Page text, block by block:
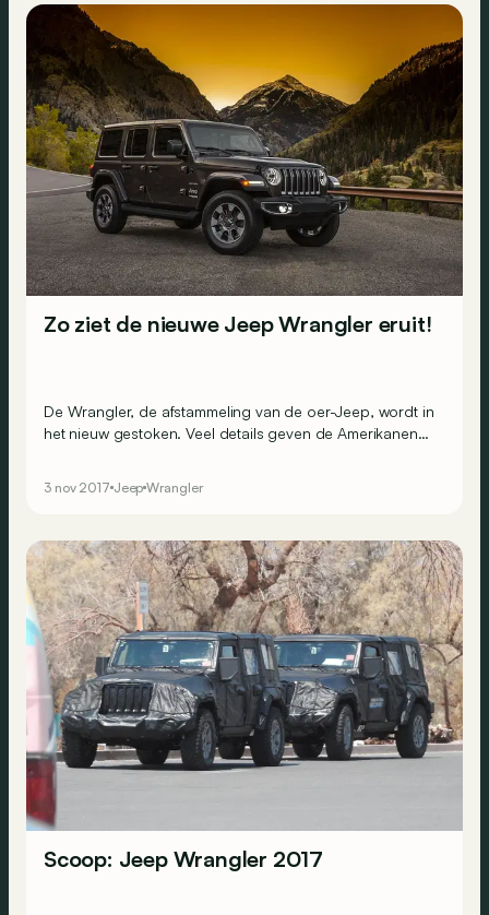
Zo ziet de nieuwe Jeep Wrangler eruit!
De Wrangler, de afstammeling van de oer-Jeep, wordt in
het nieuw gestoken. Veel details geven de Amerikanen
3 nov 2017 Jeep Wrangler
Scoop: Jeep Wrangler 2017